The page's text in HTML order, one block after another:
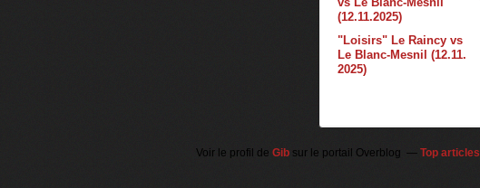
"Loisirs" Le Raincy vs
Le Blanc-Mesnil (12.11.
2025)
Voir le profil de Gib sur le portail Overblog Top articles